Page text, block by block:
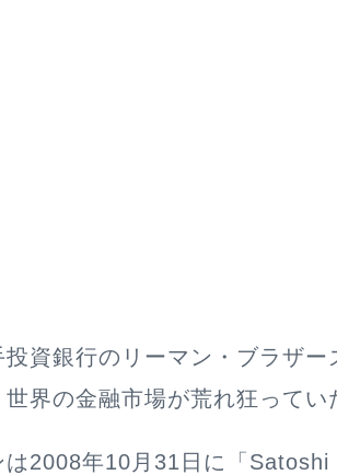
投資銀行のリーマン・ブラザ
世界の金融市場が荒れ狂ってい
は2008年10月31日に「